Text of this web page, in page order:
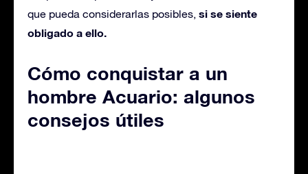
que pueda considerarlas posibles, si se siente
obligado a ello.
Cómo conquistar a un
hombre Acuario: algunos
consejos útiles